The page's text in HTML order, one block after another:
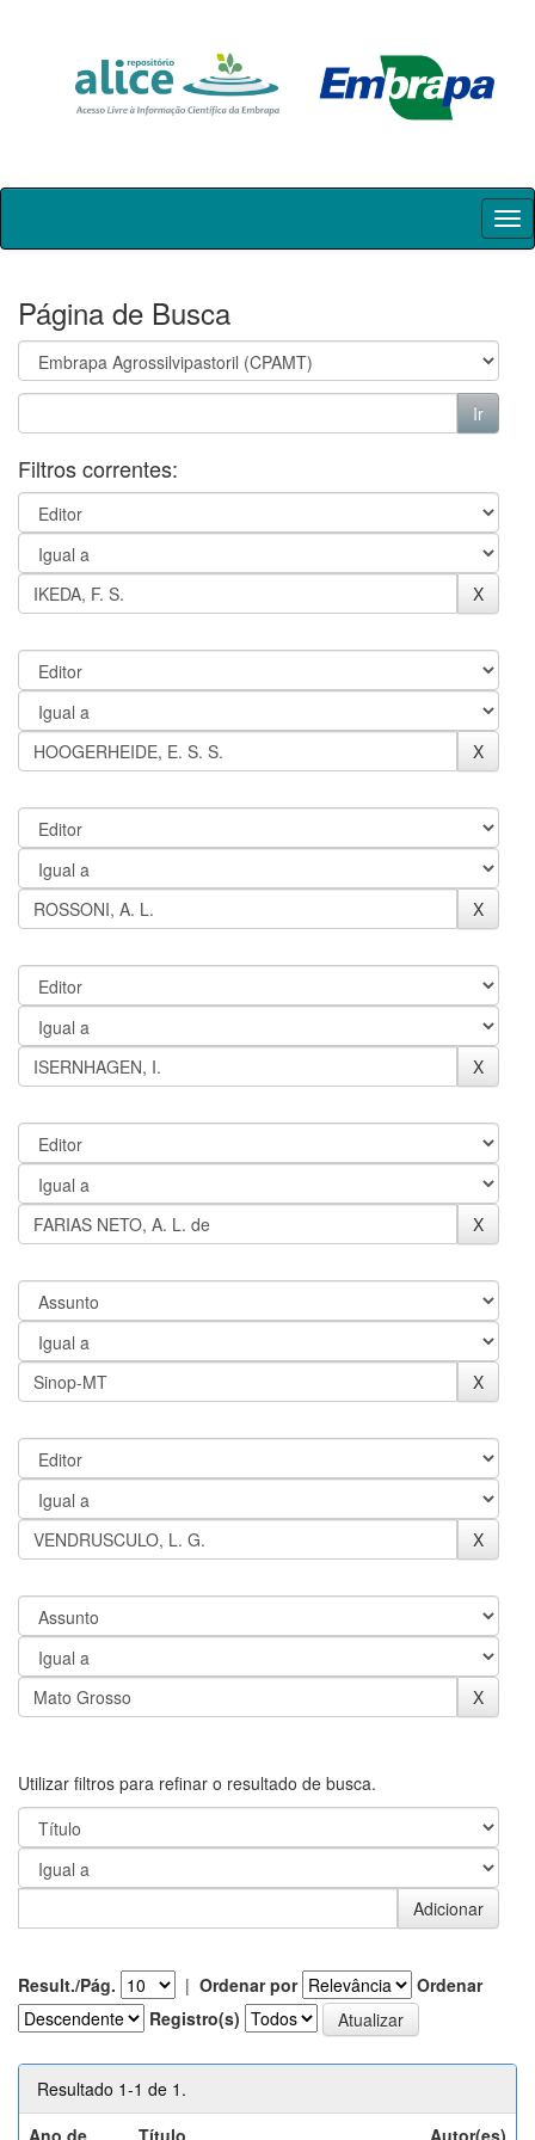
Skip
Página de Busca
Filtros correntes:
Utilizar filtros para refinar o resultado de busca.
Result./Pág. | Ordenar por
Ordenar
Registro(s)
Resultado 1-1 de 1.
Ano de
Título Autor(es)